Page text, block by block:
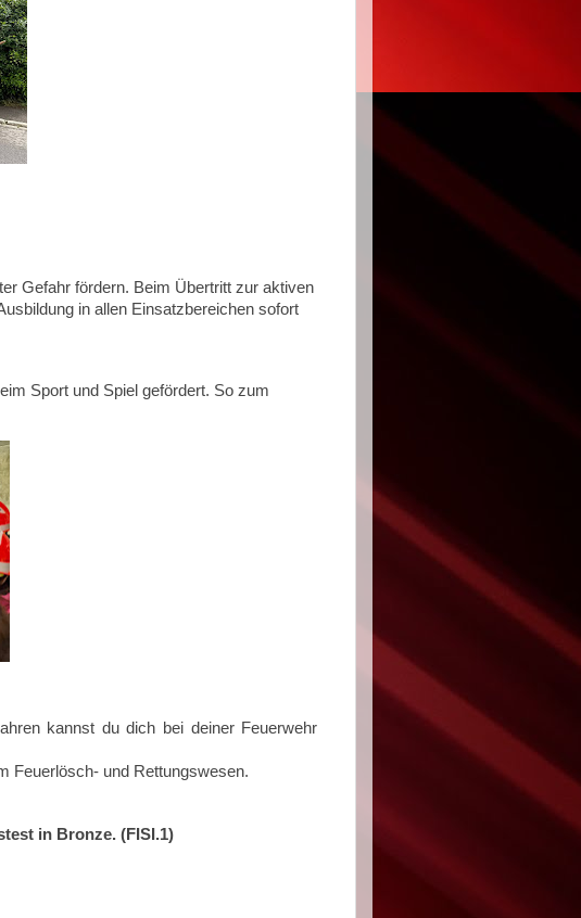
Gefahr fördern. Beim Übertritt zur aktiven
in allen Einsatzbereichen sofort
Sport und Spiel gefördert. So zum
kannst du dich bei deiner Feuerwehr
Feuerlösch- und Rettungswesen.
in Bronze. (FISI.1)